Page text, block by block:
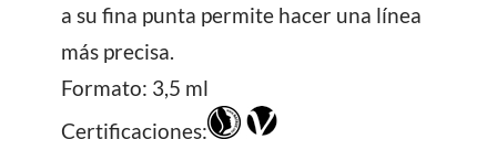
a su fina punta permite hacer una línea
más precisa.
Formato: 3,5 ml
Certificaciones: